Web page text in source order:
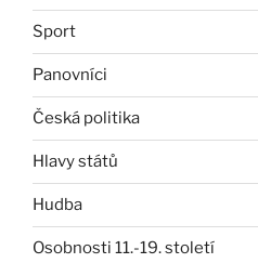
Sport
Panovníci
Česká politika
Hlavy států
Hudba
Osobnosti 11.-19. století